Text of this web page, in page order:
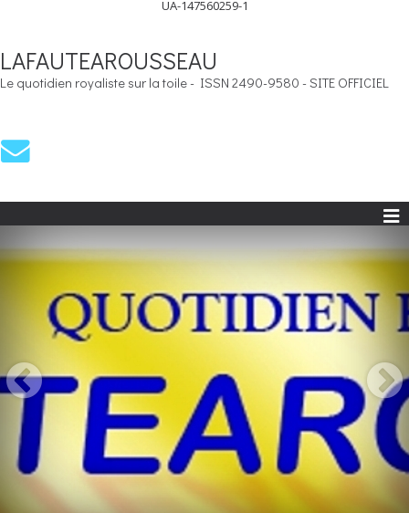
UA-147560259-1
LAFAUTEAROUSSEAU
Le quotidien royaliste sur la toile - ISSN 2490-9580 - SITE OFFICIEL